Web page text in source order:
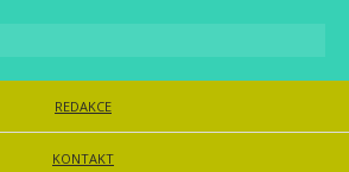
REDAKCE
KONTAKT